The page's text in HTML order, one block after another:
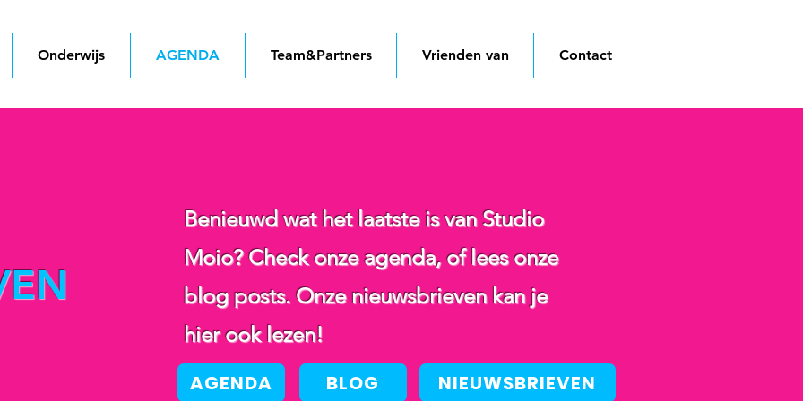
Onderwijs AGENDA Team&Partners Vrienden van Contact
Benieuwd wat het laatste is van Studio
Moio? Check onze agenda, of lees onze
blog posts. Onze nieuwsbrieven kan je
hier ook lezen!
AGENDA BLOG NIEUWSBRIEVEN